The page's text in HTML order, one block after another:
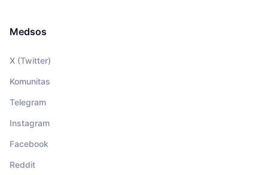
Medsos
X (Twitter)
Komunitas
Telegram
Instagram
Facebook
Reddit